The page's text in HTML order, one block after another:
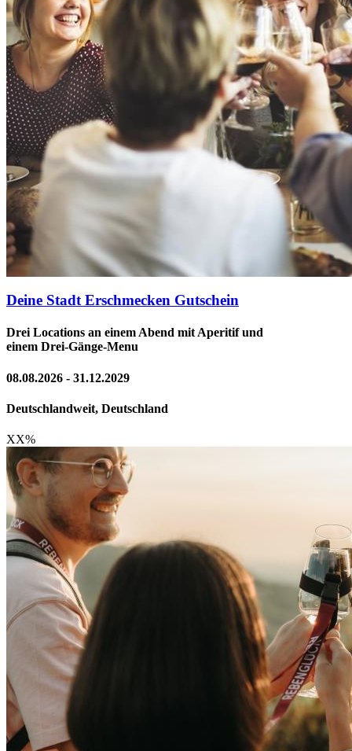
Deine Stadt Erschmecken Gutschein
Drei Locations an einem Abend mit Aperitif und
einem Drei-Gänge-Menu
08.08.2026 - 31.12.2029
Deutschlandweit, Deutschland
XX%